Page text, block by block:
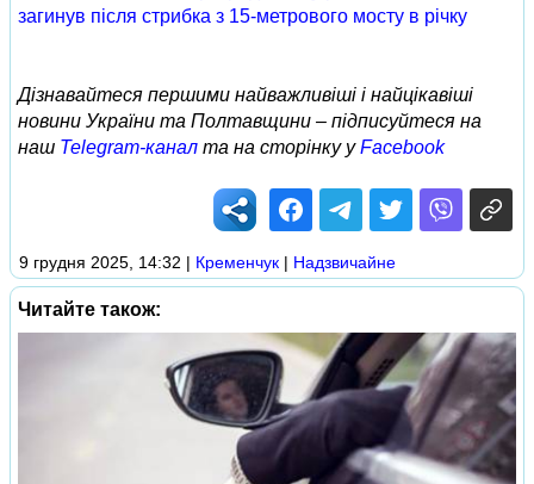
загинув після стрибка з 15-метрового мосту в річку
Дізнавайтеся першими найважливіші і найцікавіші
новини України та Полтавщини – підписуйтеся на
наш Telegram-канал та на сторінку уFacebook
9 грудня 2025, 14:32 | Кременчук | Надзвичайне
Читайте також: